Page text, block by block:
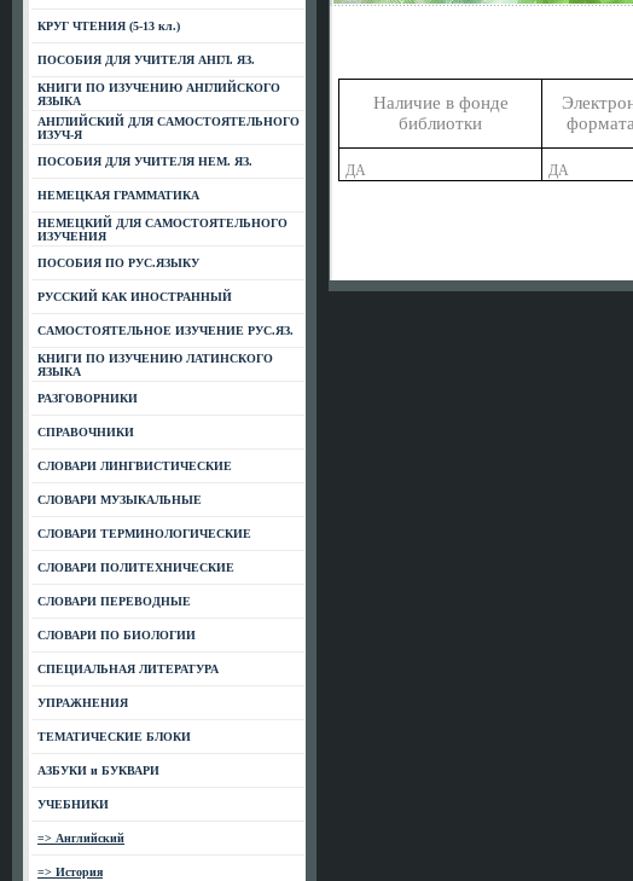
КРУГ ЧТЕНИЯ (5-13 кл.)
ПОСОБИЯ ДЛЯ УЧИТЕЛЯ АНГЛ. ЯЗ.
КНИГИ ПО ИЗУЧЕНИЮ АНГЛИЙСКОГО
ЯЗЫКА
АНГЛИЙСКИЙ ДЛЯ САМОСТОЯТЕЛЬНОГО
ИЗУЧ-Я
ПОСОБИЯ ДЛЯ УЧИТЕЛЯ НЕМ. ЯЗ.
НЕМЕЦКАЯ ГРАММАТИКА
НЕМЕЦКИЙ ДЛЯ САМОСТОЯТЕЛЬНОГО
ИЗУЧЕНИЯ
ПОСОБИЯ ПО РУС.ЯЗЫКУ
РУССКИЙ КАК ИНОСТРАННЫЙ
САМОСТОЯТЕЛЬНОЕ ИЗУЧЕНИЕ РУС.ЯЗ.
КНИГИ ПО ИЗУЧЕНИЮ ЛАТИНСКОГО
ЯЗЫКА
РАЗГОВОРНИКИ
СПРАВОЧНИКИ
СЛОВАРИ ЛИНГВИСТИЧЕСКИЕ
СЛОВАРИ МУЗЫКАЛЬНЫЕ
СЛОВАРИ ТЕРМИНОЛОГИЧЕСКИЕ
СЛОВАРИ ПОЛИТЕХНИЧЕСКИЕ
СЛОВАРИ ПЕРЕВОДНЫЕ
СЛОВАРИ ПО БИОЛОГИИ
СПЕЦИАЛЬНАЯ ЛИТЕРАТУРА
УПРАЖНЕНИЯ
ТЕМАТИЧЕСКИЕ БЛОКИ
АЗБУКИ и БУКВАРИ
УЧЕБНИКИ
=> Английский
=> История
Наличие в фонде
библиотки
ДА ДА